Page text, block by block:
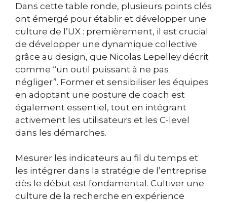
Dans cette table ronde, plusieurs points clés
ont émergé pour établir et développer une
culture de l’UX : premièrement, il est crucial
de développer une dynamique collective
grâce au design, que Nicolas Lepelley décrit
comme “un outil puissant à ne pas
négliger”. Former et sensibiliser les équipes
en adoptant une posture de coach est
également essentiel, tout en intégrant
activement les utilisateurs et les C-level
dans les démarches.
Mesurer les indicateurs au fil du temps et
les intégrer dans la stratégie de l’entreprise
dès le début est fondamental. Cultiver une
culture de la recherche en expérience